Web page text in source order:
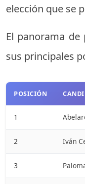
elección que se
El panorama
sus principales
POSICIÓN
1
2 Iván
3